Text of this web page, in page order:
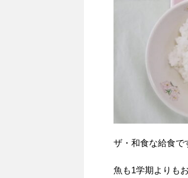
ザ・和食な給食で
魚も1学期よりも